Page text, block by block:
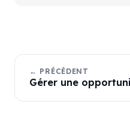
← PRÉCÉDENT
Gérer une